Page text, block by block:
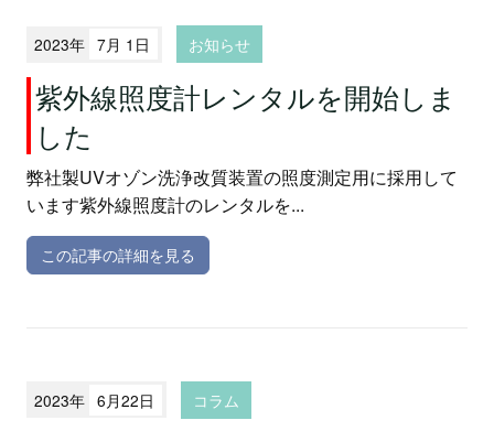
2023年 7月 1日 お知らせ
紫外線照度計レンタルを開始しま
した
弊社製UVオゾン洗浄改質装置の照度測定用に採用して
います紫外線照度計のレンタルを...
この記事の詳細を見る
2023年 6月22日 コラム